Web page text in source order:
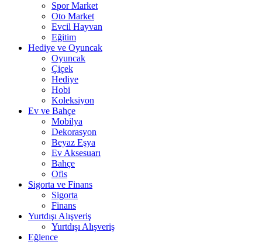
Spor Market
Oto Market
Evcil Hayvan
Eğitim
Hediye ve Oyuncak
Oyuncak
Çiçek
Hediye
Hobi
Koleksiyon
Ev ve Bahçe
Mobilya
Dekorasyon
Beyaz Eşya
Ev Aksesuarı
Bahçe
Ofis
Sigorta ve Finans
Sigorta
Finans
Yurtdışı Alışveriş
Yurtdışı Alışveriş
Eğlence